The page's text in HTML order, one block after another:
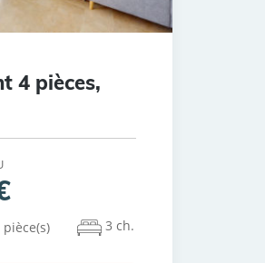
4 pièces,
pièce(s) 3 ch.